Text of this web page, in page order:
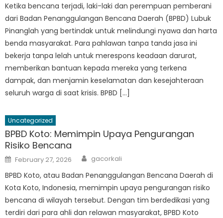
Ketika bencana terjadi, laki-laki dan perempuan pemberani
dari Badan Penanggulangan Bencana Daerah (BPBD) Lubuk
Pinanglah yang bertindak untuk melindungi nyawa dan harta
benda masyarakat. Para pahlawan tanpa tanda jasa ini
bekerja tanpa lelah untuk merespons keadaan darurat,
memberikan bantuan kepada mereka yang terkena
dampak, dan menjamin keselamatan dan kesejahteraan
seluruh warga di saat krisis. BPBD […]
Uncategorized
BPBD Koto: Memimpin Upaya Pengurangan
Risiko Bencana
Posted
on
February 27, 2026 Author
gacorkali
BPBD Koto, atau Badan Penanggulangan Bencana Daerah di
Kota Koto, Indonesia, memimpin upaya pengurangan risiko
bencana di wilayah tersebut. Dengan tim berdedikasi yang
terdiri dari para ahli dan relawan masyarakat, BPBD Koto